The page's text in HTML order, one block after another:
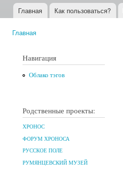
Главное меню
Главная Как пользоваться?
Главная
Навигация
Облако тэгов
Родственные проекты:
ХРОНОС
ФОРУМ ХРОНОСА
РУССКОЕ ПОЛЕ
РУМЯНЦЕВСКИЙ МУЗЕЙ